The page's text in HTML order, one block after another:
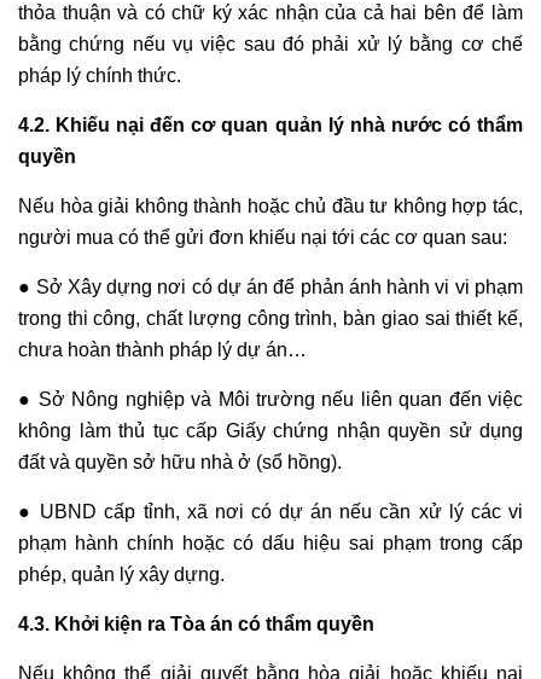
thỏa thuận và có chữ ký xác nhận của cả hai bên để làm
bằng chứng nếu vụ việc sau đó phải xử lý bằng cơ chế
pháp lý chính thức.
4.2. Khiếu nại đến cơ quan quản lý nhà nước có thẩm
quyền
Nếu hòa giải không thành hoặc chủ đầu tư không hợp tác,
người mua có thể gửi đơn khiếu nại tới các cơ quan sau:
● Sở Xây dựng nơi có dự án để phản ánh hành vi vi phạm
trong thi công, chất lượng công trình, bàn giao sai thiết kế,
chưa hoàn thành pháp lý dự án…
● Sở Nông nghiệp và Môi trường nếu liên quan đến việc
không làm thủ tục cấp Giấy chứng nhận quyền sử dụng
đất và quyền sở hữu nhà ở (sổ hồng).
● UBND cấp tỉnh, xã nơi có dự án nếu cần xử lý các vi
phạm hành chính hoặc có dấu hiệu sai phạm trong cấp
phép, quản lý xây dựng.
4.3. Khởi kiện ra Tòa án có thẩm quyền
Nếu không thể giải quyết bằng hòa giải hoặc khiếu nại